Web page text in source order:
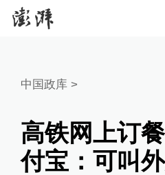
中国政库 >
高铁网上订
付宝：可叫